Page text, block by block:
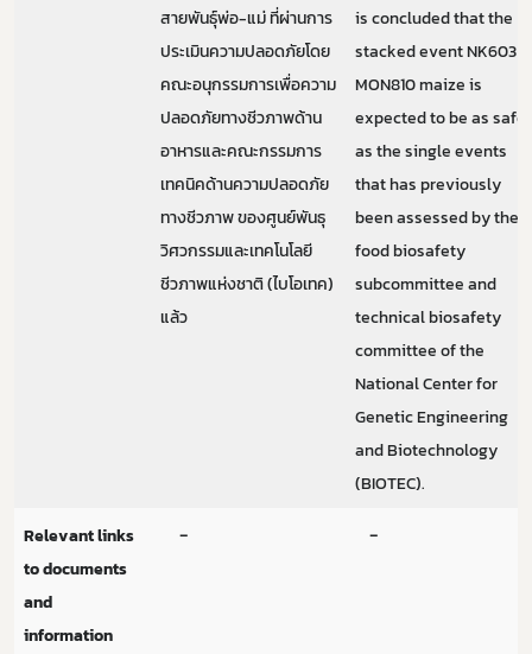
สายพันธุ์พ่อ-แม่ ที่ผ่านการ
ประเมินความปลอดภัยโดย
คณะอนุกรรมการเพื่อความ
ปลอดภัยทางชีวภาพด้าน
อาหารและคณะกรรมการ
เทคนิคด้านความปลอดภัย
ทางชีวภาพ ของศูนย์พันธุ
วิศวกรรมและเทคโนโลยี
ชีวภาพแห่งชาติ (ไบโอเทค)
แล้ว
is concluded that the
stacked event NK603 ×
MON810 maize is
expected to be as safe
as the single events
that has previously
been assessed by the
food biosafety
subcommittee and
technical biosafety
committee of the
National Center for
Genetic Engineering
and Biotechnology
(BIOTEC).
Relevant links
to documents
and
information
- -